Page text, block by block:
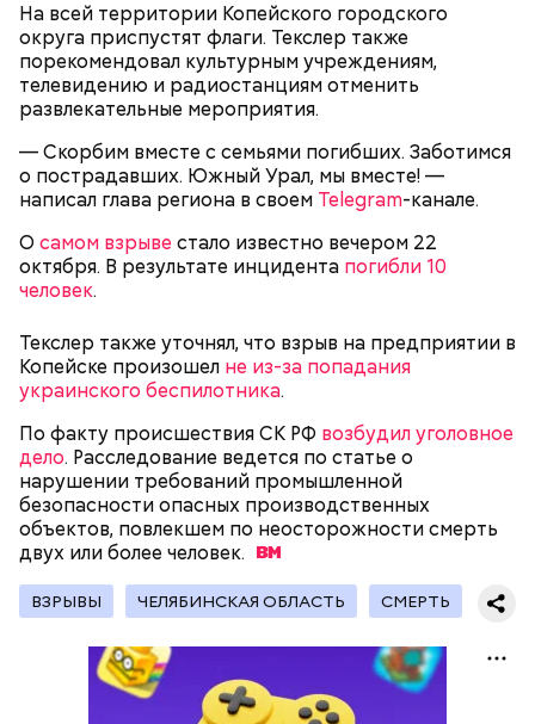
На всей территории Копейского городского
округа приспустят флаги. Текслер также
порекомендовал культурным учреждениям,
телевидению и радиостанциям отменить
развлекательные мероприятия.
— Скорбим вместе с семьями погибших. Заботимся
о пострадавших. Южный Урал, мы вместе! —
написал глава региона в своем Telegram-канале.
О самом взрыве стало известно вечером 22
октября. В результате инцидента погибли 10
человек.
Текслер также уточнял, что взрыв на предприятии в
Копейске произошел не из-за попадания
украинского беспилотника.
По факту происшествия СК РФ возбудил уголовное
дело. Расследование ведется по статье о
нарушении требований промышленной
безопасности опасных производственных
объектов, повлекшем по неосторожности смерть
двух или более человек.
ВЗРЫВЫ ЧЕЛЯБИНСКАЯ ОБЛАСТЬ СМЕРТЬ
предпринимателем, осуществлял
предпринимательскую деятельность в области
продажи и размещения рекламы в социальных
сетях. С целью сокрытия своих доходов часть
денежных средств от спонсоров розыгрышей,
покупателей различных мотивационных курсов и
прогнозов ставок на спорт Гасанов получал на
свои личные лицевые счета как физического лица, а
счета, — пояснили вмосковской прокуратуре
Родственники обналичивали деньги и возвращали
их Гасанову. А чтобы пользоваться деньгами и не
вызвать подозрений у налоговой, Гасанов либо
распределял их между еще несколькими счетами,
либопокупал на них квартиры.
Первой жертвой Миссюры была его девушка.
Именно на ней молодой человек впервые испытал
химикаты, купленные в интернет-магазине. 13
января 2024 года он подсыпал дихлорэтан в
коктейль возлюбленной, отчего у нее случился
инсульт. Девушка неделюпровела в коме, а после
выписки из больницы узнала, что Миссюра
оформил на нее несколько кредитов.
Следующим подопытным стал друг детства
Миссюры Константин. 3 февраля того же года,
когда молодые люди ехали вместе в машине,
подозреваемый угостил приятеля морсом с
этиленгликолем. Через два дня Константин умер в
больнице.